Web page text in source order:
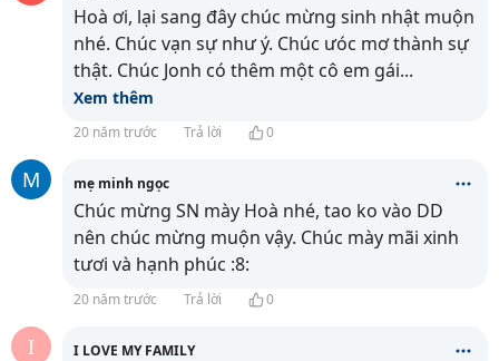
Hoà ơi, lại sang đây chúc mừng sinh nhật muộn
nhé. Chúc vạn sự như ý. Chúc ưóc mơ thành sự
thật. Chúc Jonh có thêm một cô em gái...
Xem thêm
20 năm trước Trả lời 0
M mẹ minh ngọc
Chúc mừng SN mày Hoà nhé, tao ko vào DD
nên chúc mừng muộn vậy. Chúc mày mãi xinh
tươi và hạnh phúc :8:
20 năm trước Trả lời 0
I I LOVE MY FAMILY